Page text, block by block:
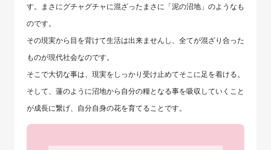
す。まさにグチャグチャに混ざったまさに「泥の沼地」のようなも
のです。
その現実から目を背けて生活は出来ませんし、全てが混ざり合った
ものが現代社会なのです。
そこで大切な事は、現実をしっかり受け止めてそこに足を着ける。
そして、蓮のように沼地から自分の糧となる事を吸収していくこと
が成長に繋げ、自分自身の花を育てることです。